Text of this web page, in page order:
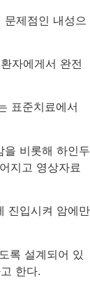
제점인 내성으
자에게서 완전
표준치료에서
을 비롯해 하인두
지고 영상자료
진입시켜 암에만
록 설계되어 있
한다.